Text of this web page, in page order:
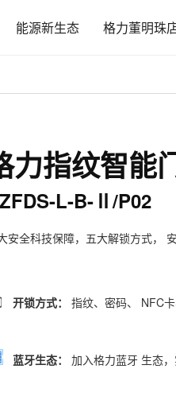
能源新生态 格力董明珠
力指纹智能
L-B-Ⅱ/P02
安全科技保障，五大解锁方式，
开锁方式： 指纹、密码、 NFC
蓝牙生态： 加入格力蓝牙 生态